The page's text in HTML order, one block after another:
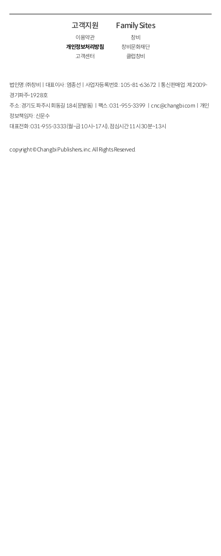
고객지원
이용약관
개인정보처리방침
고객센터
Family Sites
창비
창비문화재단
클럽창비
법인명 : ㈜창비ㅣ대표이사 : 염종선ㅣ사업자등록번호 : 105-81-63672ㅣ통신판매업 : 제 2009-
경기파주-1928호
주소 : 경기도 파주시 회동길 184(문발동)ㅣ팩스 : 031-955-3399 ㅣcnc@changbi.com ㅣ개인
정보책임자 : 신문수
대표전화 : 031-955-3333(월~금 10시~17시), 점심시간 11시 30분~13시
copyright © Changbi Publishers, inc. All Rights Reserved.